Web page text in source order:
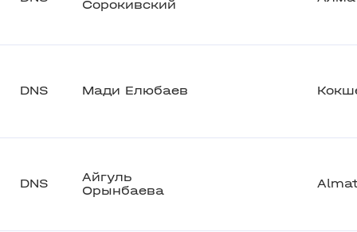
Сорокивский
DNS Мади Елюбаев
DNS
Айгуль
Орынбаева